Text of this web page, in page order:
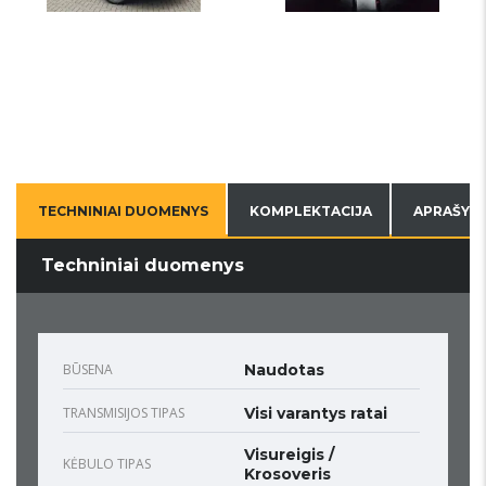
TECHNINIAI DUOMENYS KOMPLEKTACIJA
Techniniai duomenys
BŪSENA Naudotas
TRANSMISIJOS TIPAS Visi varantys ratai
KĖBULO TIPAS
Visureigis /
Krosoveris